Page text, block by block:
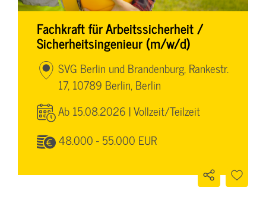
Fachkraft für Arbeitssicherheit /
Sicherheitsingenieur (m/w/d)
SVG Berlin und Brandenburg, Rankestr.
17, 10789 Berlin, Berlin
Ab 15.08.2026 | Vollzeit/Teilzeit
48.000 - 55.000 EUR